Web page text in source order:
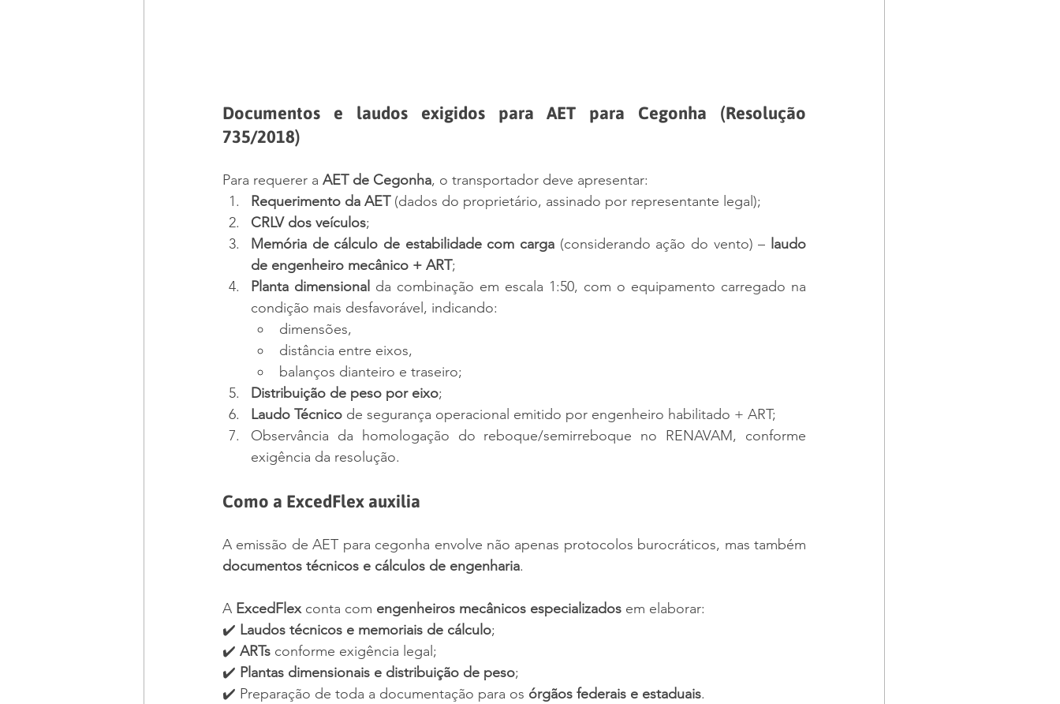
Documentos e laudos exigidos para AET para Cegonha (Resolução
735/2018)
Para requerer a AET de Cegonha, o transportador deve apresentar:
Requerimento da AET (dados do proprietário, assinado por representante legal);
CRLV dos veículos;
Memória de cálculo de estabilidade com carga (considerando ação do vento) – laudo
de engenheiro mecânico + ART;
Planta dimensional da combinação em escala 1:50, com o equipamento carregado na
condição mais desfavorável, indicando:
dimensões,
distância entre eixos,
balanços dianteiro e traseiro;
Distribuição de peso por eixo;
Laudo Técnico de segurança operacional emitido por engenheiro habilitado + ART;
Observância da homologação do reboque/semirreboque no RENAVAM, conforme
exigência da resolução.
Como a ExcedFlex auxilia
documentos técnicos e cálculos de engenharia.
A ExcedFlex conta com engenheiros mecânicos especializados em elaborar:
✔️ Laudos técnicos e memoriais de cálculo;
✔️ ARTs conforme exigência legal;
✔️ Plantas dimensionais e distribuição de peso;
✔️ Preparação de toda a documentação para os órgãos federais e estaduais.